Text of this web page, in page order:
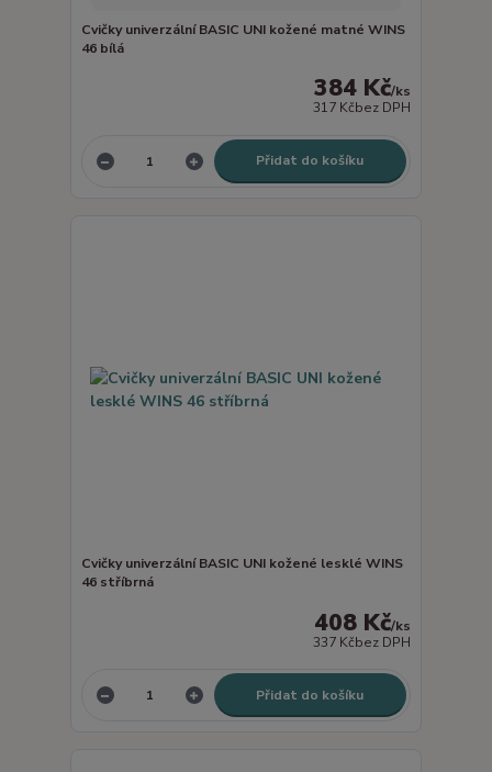
Cvičky univerzální BASIC UNI kožené matné WINS
46 bílá
384 Kč/ks
317 Kčbez DPH
Přidat do košíku
Cvičky univerzální BASIC UNI kožené lesklé WINS
46 stříbrná
408 Kč/ks
337 Kčbez DPH
Přidat do košíku